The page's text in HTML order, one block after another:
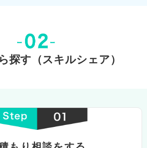
探す（スキルシェア）